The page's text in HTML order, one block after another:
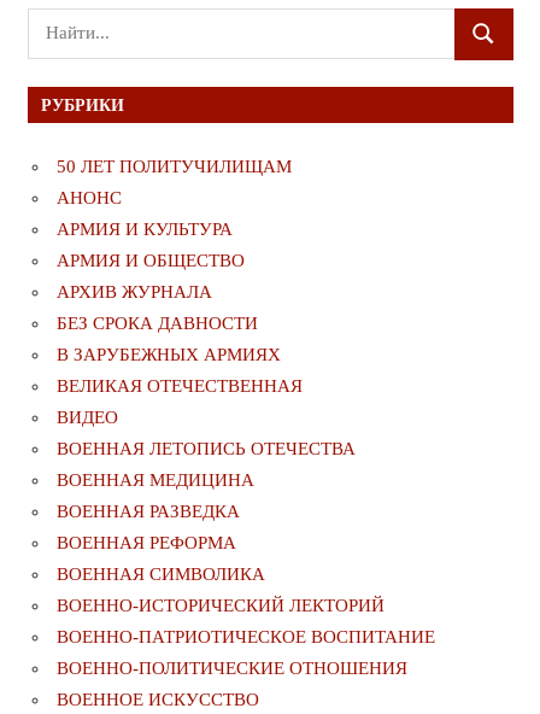
Поиск
для:
ПОИСК
РУБРИКИ
50 ЛЕТ ПОЛИТУЧИЛИЩАМ
АНОНС
АРМИЯ И КУЛЬТУРА
АРМИЯ И ОБЩЕСТВО
АРХИВ ЖУРНАЛА
БЕЗ СРОКА ДАВНОСТИ
В ЗАРУБЕЖНЫХ АРМИЯХ
ВЕЛИКАЯ ОТЕЧЕСТВЕННАЯ
ВИДЕО
ВОЕННАЯ ЛЕТОПИСЬ ОТЕЧЕСТВА
ВОЕННАЯ МЕДИЦИНА
ВОЕННАЯ РАЗВЕДКА
ВОЕННАЯ РЕФОРМА
ВОЕННАЯ СИМВОЛИКА
ВОЕННО-ИСТОРИЧЕСКИЙ ЛЕКТОРИЙ
ВОЕННО-ПАТРИОТИЧЕСКОЕ ВОСПИТАНИЕ
ВОЕННО-ПОЛИТИЧЕСКИE ОТНОШЕНИЯ
ВОЕННОЕ ИСКУССТВО